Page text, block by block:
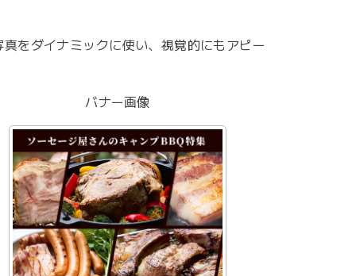
をダイナミックに使い、視覚的にもアピー
バナー画像